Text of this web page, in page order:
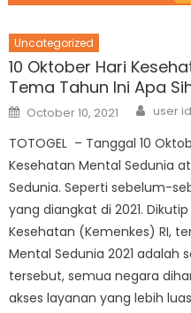
Uncategorized
10 Oktober Hari
Tema Tahun Ini Apa
Posted
on
October 10, 2021 user
TOTOGEL – Tanggal 10
Kesehatan Mental Sedunia
Sedunia. Seperti sebelum-
yang diangkat di 2021.
Kesehatan (Kemenkes) RI,
Mental Sedunia 2021 adalah
tersebut, semua negara
akses layanan yang lebih